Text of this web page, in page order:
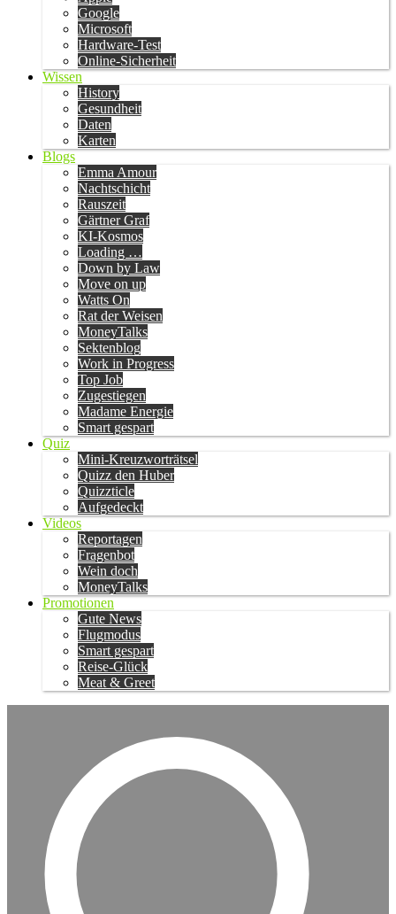
Google
Microsoft
Hardware-Test
Online-Sicherheit
Wissen
History
Gesundheit
Daten
Karten
Blogs
Emma Amour
Nachtschicht
Rauszeit
Gärtner Graf
KI-Kosmos
Loading …
Down by Law
Move on up
Watts On
Rat der Weisen
MoneyTalks
Sektenblog
Work in Progress
Top Job
Zugestiegen
Madame Energie
Smart gespart
Quiz
Mini-Kreuzworträtsel
Quizz den Huber
Quizzticle
Aufgedeckt
Videos
Reportagen
Fragenbot
Wein doch
MoneyTalks
Promotionen
Gute News
Flugmodus
Smart gespart
Reise-Glück
Meat & Greet